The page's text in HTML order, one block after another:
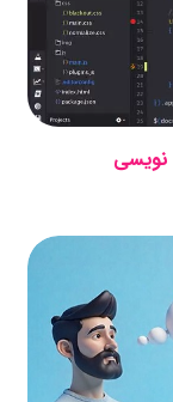
نویسی